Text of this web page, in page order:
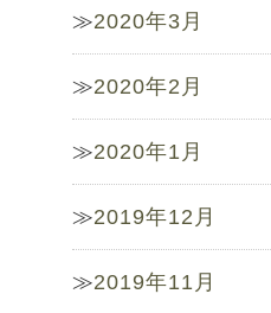
2020年3月
2020年2月
2020年1月
2019年12月
2019年11月